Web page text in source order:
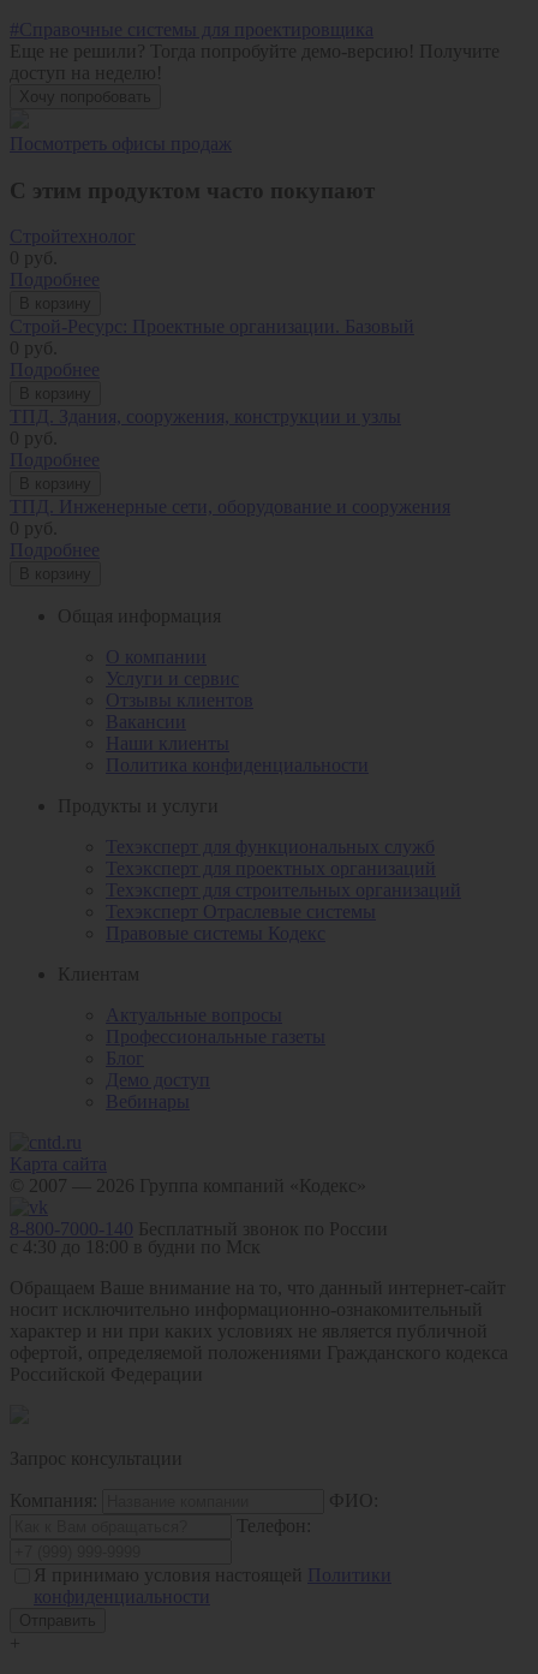
#Справочные системы для проектировщика
Еще не решили? Тогда попробуйте демо-версию! Получите
доступ на неделю!
Посмотреть офисы продаж
С этим продуктом часто покупают
Стройтехнолог
0 руб.
Подробнее
Строй-Ресурс: Проектные организации. Базовый
0 руб.
Подробнее
ТПД. Здания, сооружения, конструкции и узлы
0 руб.
Подробнее
ТПД. Инженерные сети, оборудование и сооружения
0 руб.
Подробнее
Общая информация
О компании
Услуги и сервис
Отзывы клиентов
Вакансии
Наши клиенты
Политика конфиденциальности
Продукты и услуги
Техэксперт для функциональных служб
Техэксперт для проектных организаций
Техэксперт для строительных организаций
Техэксперт Отраслевые системы
Правовые системы Кодекс
Клиентам
Актуальные вопросы
Профессиональные газеты
Блог
Демо доступ
Вебинары
Карта сайта
© 2007 — 2026 Группа компаний «Кодекс»
8-800-7000-140 Бесплатный звонок по России
с 4:30 до 18:00 в будни по Мск
Обращаем Ваше внимание на то, что данный интернет-сайт
носит исключительно информационно-ознакомительный
характер и ни при каких условиях не является публичной
офертой, определяемой положениями Гражданского кодекса
Российской Федерации
Запрос консультации
Компания:
ФИО:
Телефон:
Я принимаю условия настоящей Политики
конфиденциальности
+